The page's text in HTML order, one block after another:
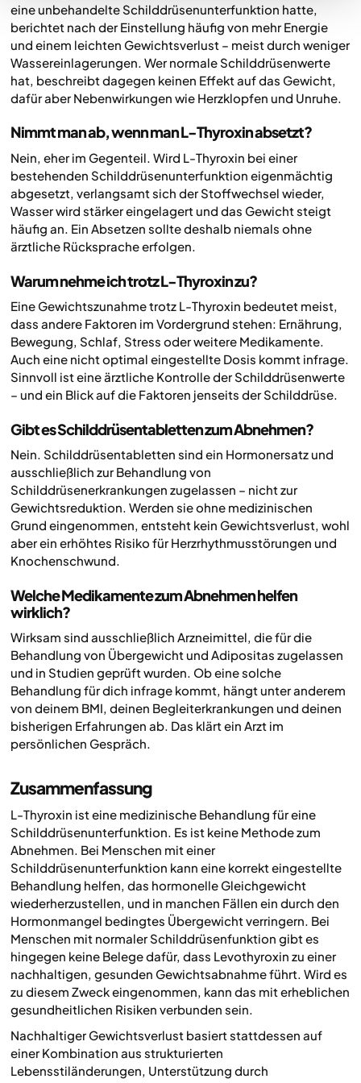
eine unbehandelte Schilddrüsenunterfunktion hatte,
berichtet nach der Einstellung häufig von mehr Energie
und einem leichten Gewichtsverlust – meist durch weniger
Wassereinlagerungen. Wer normale Schilddrüsenwerte
hat, beschreibt dagegen keinen Effekt auf das Gewicht,
dafür aber Nebenwirkungen wie Herzklopfen und Unruhe.
Nimmt man ab, wenn man L-Thyroxin absetzt?
Nein, eher im Gegenteil. Wird L-Thyroxin bei einer
bestehenden Schilddrüsenunterfunktion eigenmächtig
abgesetzt, verlangsamt sich der Stoffwechsel wieder,
Wasser wird stärker eingelagert und das Gewicht steigt
häufig an. Ein Absetzen sollte deshalb niemals ohne
ärztliche Rücksprache erfolgen.
Warum nehme ich trotz L-Thyroxin zu?
Eine Gewichtszunahme trotz L-Thyroxin bedeutet meist,
dass andere Faktoren im Vordergrund stehen: Ernährung,
Bewegung, Schlaf, Stress oder weitere Medikamente.
Auch eine nicht optimal eingestellte Dosis kommt infrage.
Sinnvoll ist eine ärztliche Kontrolle der Schilddrüsenwerte
– und ein Blick auf die Faktoren jenseits der Schilddrüse.
Gibt es Schilddrüsentabletten zum Abnehmen?
Nein. Schilddrüsentabletten sind ein Hormonersatz und
ausschließlich zur Behandlung von
Schilddrüsenerkrankungen zugelassen – nicht zur
Gewichtsreduktion. Werden sie ohne medizinischen
Grund eingenommen, entsteht kein Gewichtsverlust, wohl
aber ein erhöhtes Risiko für Herzrhythmusstörungen und
Knochenschwund.
Welche Medikamente zum Abnehmen helfen
wirklich?
Wirksam sind ausschließlich Arzneimittel, die für die
Behandlung von Übergewicht und Adipositas zugelassen
und in Studien geprüft wurden. Ob eine solche
Behandlung für dich infrage kommt, hängt unter anderem
von deinem BMI, deinen Begleiterkrankungen und deinen
bisherigen Erfahrungen ab. Das klärt ein Arzt im
persönlichen Gespräch.
Zusammenfassung
L-Thyroxin ist eine medizinische Behandlung für eine
Schilddrüsenunterfunktion. Es ist keine Methode zum
Abnehmen. Bei Menschen mit einer
Schilddrüsenunterfunktion kann eine korrekt eingestellte
Behandlung helfen, das hormonelle Gleichgewicht
wiederherzustellen, und in manchen Fällen ein durch den
Hormonmangel bedingtes Übergewicht verringern. Bei
Menschen mit normaler Schilddrüsenfunktion gibt es
hingegen keine Belege dafür, dass Levothyroxin zu einer
nachhaltigen, gesunden Gewichtsabnahme führt. Wird es
zu diesem Zweck eingenommen, kann das mit erheblichen
gesundheitlichen Risiken verbunden sein.
Nachhaltiger Gewichtsverlust basiert stattdessen auf
einer Kombination aus strukturierten
Lebensstiländerungen, Unterstützung durch